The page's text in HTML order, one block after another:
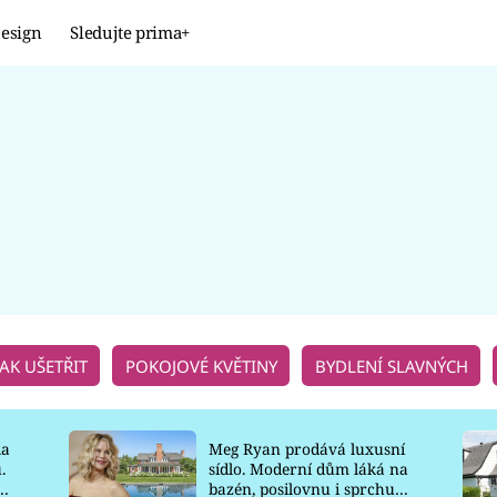
Sledujte prima+
UŠETŘIT POKOJOVÉ KVĚTINY BYDLENÍ SLAVNÝCH
Meg Ryan prodává luxusní
sídlo. Moderní dům láká na
bazén, posilovnu i sprchu